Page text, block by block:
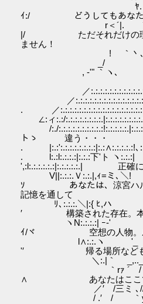
ﾔ. ヽ. ,
ｲ:/ どうしてもあなたに
r＜´|. ＼ 弋
|/ ただそれだけの理由
ません！
! ｀丶､.
_/ `'-､. `'
, -'" ｀ヽ､ ｀
／
／
. ／
∠:ィ:.:/
/:./
トゝ 違う・・・
. |:.:':.:.:.:.:.:.:.:|:.:∧:.:.:.:.:!､
. l:.:l:.:.:.:|:.:.:下'ト ヽ:.:.:|
',:l:.:.:.:.:.:|:.:.:.:.:.| 正確に言
V||:.:.:.Ｖ:.:.|,ｨ=ミ､＼! ｨ
ｿ あなたは、涼宮ハルヒ
記憶を通して
ﾘ､:.:.:.＼|:{ ﾋ,ハ ら､
′ 構築された存在。本物
ヽN:.:.:.:| ｰ‐' ー
ｲ/ヾ 空想の人物。ルイ
l∧:.:.ヽ '_
'′ 帰る場所などもとも
＼:.|｀ _,..__ .
｀rｧ ´ / l
∧ あなたはここで一
／′ /三ミ ､//
/ .′ / ｀